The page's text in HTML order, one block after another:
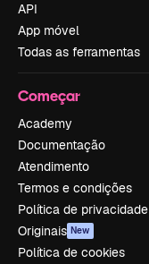
API
App móvel
Todas as ferramentas
Começar
Academy
Documentação
Atendimento
Termos e condições
Política de privacidade
Originais New
Política de cookies